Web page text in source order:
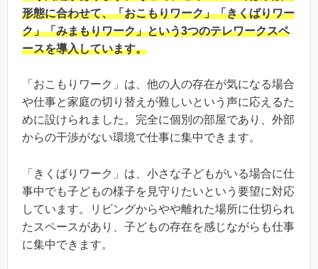
形態に合わせて、「おこもりワーク」「きくばりワー
ク」「みまもりワーク」という3つのテレワークスペ
ースを導入しています。
「おこもりワーク」は、他の人の存在が気になる場合
や仕事と家庭の切り替えが難しいという声に応えるた
めに設けられました。完全に個別の部屋であり、外部
からの干渉がない環境で仕事に集中できます。
「きくばりワーク」は、小さな子どもがいる場合に仕
事中でも子どもの様子を見守りたいという要望に対応
しています。リビングからやや離れた場所に仕切られ
たスペースがあり、子どもの存在を感じながらも仕事
に集中できます。